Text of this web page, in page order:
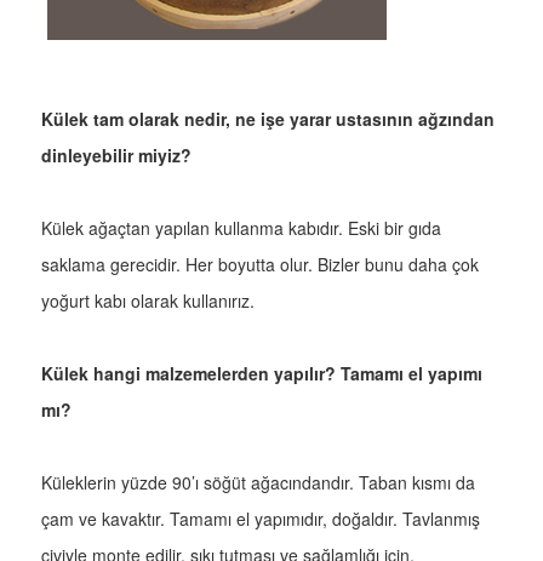
Külek tam olarak nedir, ne işe yarar ustasının ağzından
dinleyebilir miyiz?
Külek ağaçtan yapılan kullanma kabıdır. Eski bir gıda
saklama gerecidir. Her boyutta olur. Bizler bunu daha çok
yoğurt kabı olarak kullanırız.
Külek hangi malzemelerden yapılır? Tamamı el yapımı
mı?
Küleklerin yüzde 90’ı söğüt ağacındandır. Taban kısmı da
çam ve kavaktır. Tamamı el yapımıdır, doğaldır. Tavlanmış
çiviyle monte edilir, sıkı tutması ve sağlamlığı için.